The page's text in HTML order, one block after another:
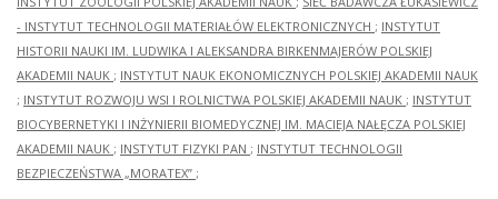
- INSTYTUT TECHNOLOGII MATERIAŁÓW ELEKTRONICZNYCH ; INSTYTUT
HISTORII NAUKI IM. LUDWIKA I ALEKSANDRA BIRKENMAJERÓW POLSKIEJ
AKADEMII NAUK ; INSTYTUT NAUK EKONOMICZNYCH POLSKIEJ AKADEMII NAUK
; INSTYTUT ROZWOJU WSI I ROLNICTWA POLSKIEJ AKADEMII NAUK ; INSTYTUT
BIOCYBERNETYKI I INŻYNIERII BIOMEDYCZNEJ IM. MACIEJA NAŁĘCZA POLSKIEJ
AKADEMII NAUK ; INSTYTUT FIZYKI PAN ; INSTYTUT TECHNOLOGII
BEZPIECZEŃSTWA „MORATEX” ;